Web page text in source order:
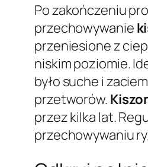
Po zakończeniu
przechowywanie
przeniesione z
niskim poziomie.
było suche i
przetworów.
przez kilka lat.
przechowywaniu